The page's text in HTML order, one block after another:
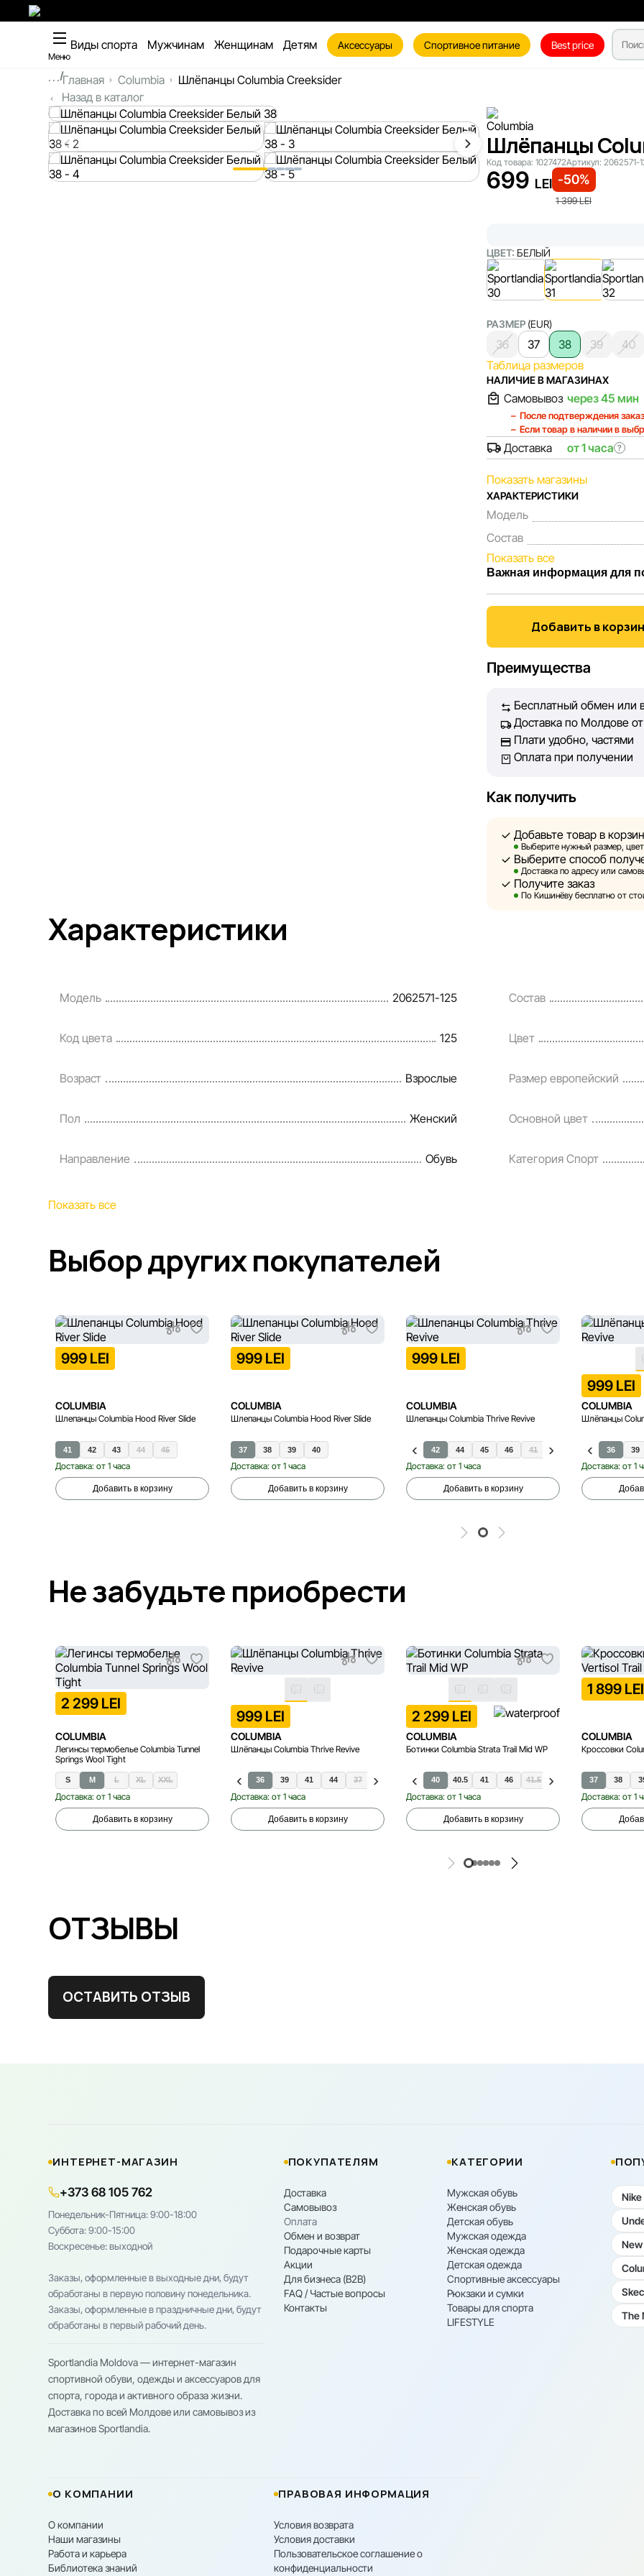
Меню
Виды спорта Мужчинам Женщинам Детям Аксессуары Спортивное питание Best price
...Главная Columbia
Шлёпанцы Columbia Creeksider
Назад в каталог
Шлёпанцы
Код товара: 1027472Артикул: 2062571-
-50%
1 399LEI
699 LEI
ЦВЕТ: БЕЛЫЙ
РАЗМЕР (EUR)
36 37 38 39 40
Таблица размеров
НАЛИЧИЕ В МАГАЗИНАХ
Самовывоз через 45 мин
После подтверждения
Если товар в наличии в
Доставка от 1 часа ?
Показать магазины
ХАРАКТЕРИСТИКИ
Модель
Состав
Показать все
Важная информация для
Мы, команда сети
Каждый день мы работаем
представленная на сайте,
принять лучшее решение о
Однако, несмотря на
абсолютную точность всех
технических ошибок или
актуальность информации
Sportlandia оставляет за
предварительного
и потребительские
являются
информация о товарах
своевременно выявлять и
Добавить в
Преимущества
Бесплатный обмен или
Доставка по Молдове от
Плати удобно, частями
Оплата при получении
Как получить
Добавьте товар в
Выберите нужный размер,
Выберите способ
Доставка по адресу или
Получите заказ
По Кишинёву бесплатно от
Характеристики
Модель 2062571-125 Состав
Код цвета 125 Цвет
Возраст Взрослые Размер европейский
Пол Женский Основной цвет
Направление Обувь Категория Спорт
Показать все
Выбор других покупателей
999 LEI
COLUMBIA
Шлепанцы Columbia Hood River Slide
41 42 43 44 45
Доставка: от 1 часа
Добавить в корзину
999 LEI
COLUMBIA
Шлепанцы Columbia Hood River Slide
37 38 39 40
Доставка: от 1 часа
Добавить в корзину
999 LEI
COLUMBIA
Шлепанцы Columbia Thrive Revive
40 42 44 45 46 41
Доставка: от 1 часа
Добавить в корзину
999 LEI
COLUMBIA
Шлёпанцы
36 39
Доставка: от 1
Не забудьте приобрести
2 299 LEI
COLUMBIA
Легинсы термобелье Columbia Tunnel
Springs Wool Tight
S M L XL XXL
Доставка: от 1 часа
Добавить в корзину
999 LEI
COLUMBIA
Шлёпанцы Columbia Thrive Revive
36 39 41 44 37
Доставка: от 1 часа
Добавить в корзину
2 299 LEI
COLUMBIA
Ботинки Columbia Strata Trail Mid WP
40 40.5 41 46 41.5 42.5 43.5
Доставка: от 1 часа
Добавить в корзину
1 899 LEI
COLUMBIA
Кроссовки
37 38
Доставка: от 1
ОТЗЫВЫ
ОСТАВИТЬ ОТЗЫВ
ИНТЕРНЕТ-МАГАЗИН
+373 68 105 762
Понедельник-Пятница: 9:00-18:00
Cуббота: 9:00-15:00
Воскресенье: выходной
Заказы, оформленные в выходные дни, будут
обработаны в первую половину понедельника.
Заказы, оформленные в праздничные дни, будут
обработаны в первый рабочий день.
Sportlandia Moldova — интернет-магазин
спортивной обуви, одежды и аксессуаров для
спорта, города и активного образа жизни.
Доставка по всей Молдове или самовывоз из
магазинов Sportlandia.
ПОКУПАТЕЛЯМ
Доставка
Самовывоз
Оплата
Обмен и возврат
Подарочные карты
Акции
Для бизнеса (B2B)
FAQ / Частые вопросы
Контакты
КАТЕГОРИИ
Мужская обувь
Женская обувь
Детская обувь
Мужская одежда
Женская одежда
Детская одежда
Спортивные аксессуары
Рюкзаки и сумки
Товары для спорта
LIFESTYLE
Nike
The
О КОМПАНИИ
О компании
Наши магазины
Работа и карьера
Библиотека знаний
ПРАВОВАЯ ИНФОРМАЦИЯ
Условия возврата
Условия доставки
Пользовательское соглашение о
конфиденциальности